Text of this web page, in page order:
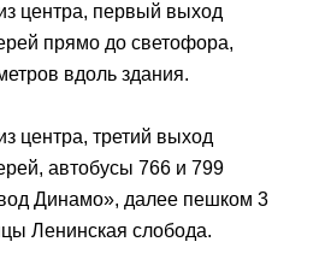
центра, первый выход
прямо до светофора,
вдоль здания.
центра, третий выход
автобусы 766 и 799
Динамо», далее пешком 3
Ленинская слобода.